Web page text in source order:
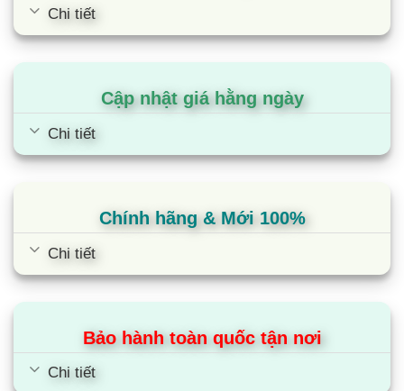
Chi tiết
Cập nhật giá hằng ngày
Chi tiết
Chính hãng & Mới 100%
Chi tiết
Bảo hành toàn quốc tận nơi
Chi tiết